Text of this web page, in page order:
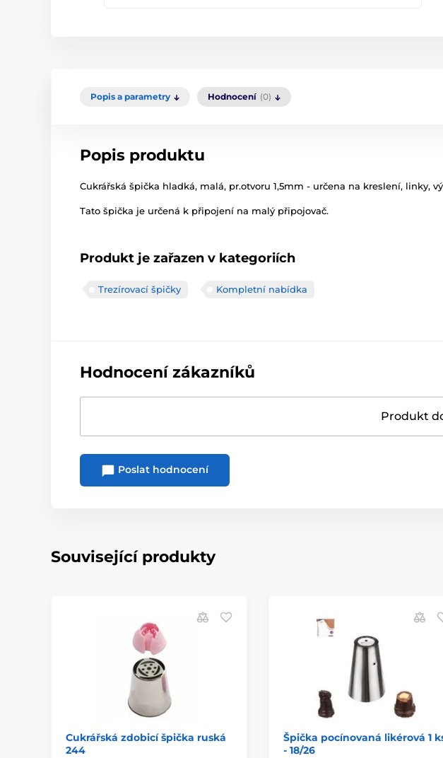
Popis a parametry Hodnocení (0)
Popis produktu
Cukrářská špička hladká, malá, pr.otvoru 1,5mm - určena na kreslení, linky,
Tato špička je určená k připojení na malý připojovač.
Produkt je zařazen v kategoriích
Trezírovací špičky Kompletní nabídka
Hodnocení zákazníků
Produkt
Poslat hodnocení
Související produkty
Cukrářská zdobicí špička ruská
244
Špička pocínovaná likérová 1
- 18/26